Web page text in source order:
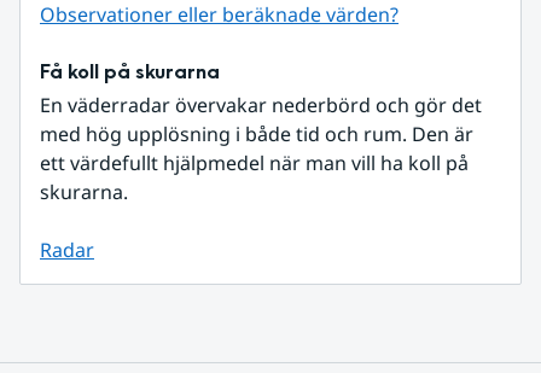
Observationer eller beräknade värden?
Få koll på skurarna
En väderradar övervakar nederbörd och gör det
med hög upplösning i både tid och rum. Den är
ett värdefullt hjälpmedel när man vill ha koll på
skurarna.
Radar